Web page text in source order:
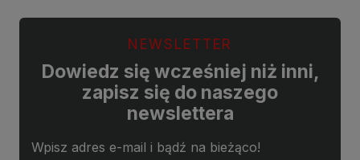
NEWSLETTER
Dowiedz się wcześniej niż inni,
zapisz się do naszego
newslettera
Wpisz adres e-mail i bądź na bieżąco!